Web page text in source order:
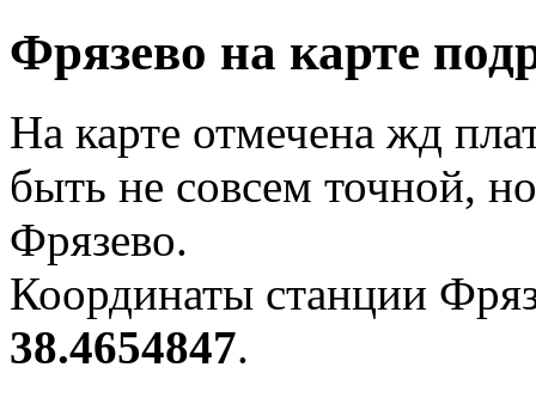
Фрязево на карте
На карте отмечена жд
быть не совсем точной,
Фрязево.
Координаты станции
38.4654847.